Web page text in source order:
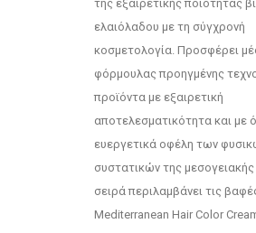
της εξαιρετικής ποιότητας
ελαιόλαδου με τη σύγχρονή
κοσμετολογία. Προσφέρει
φόρμουλας προηγμένης
προϊόντα με εξαιρετική
αποτελεσματικότητα και με
ευεργετικά οφέλη των
συστατικών της
σειρά περιλαμβάνει τις
Mediterranean Hair Color